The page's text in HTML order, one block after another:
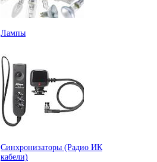
Лампы
Синхронизаторы (Радио ИК
кабели)